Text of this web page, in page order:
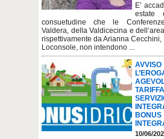
E’
consuetudine che le
Valdera, della Valdicecina e
rispettivamente da Arianna
Loconsole, non intendono ...
10/06/